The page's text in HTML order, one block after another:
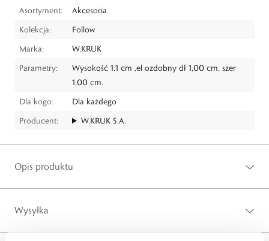
Asortyment:
Akcesoria
Kolekcja:
Follow
Marka:
W.KRUK
Parametry:
Wysokość 1,1 cm ,el ozdobny dł 1,00 cm, szer
1,00 cm.
Dla kogo:
Dla każdego
Producent:
W.KRUK S.A.
Opis produktu
Wysyłka